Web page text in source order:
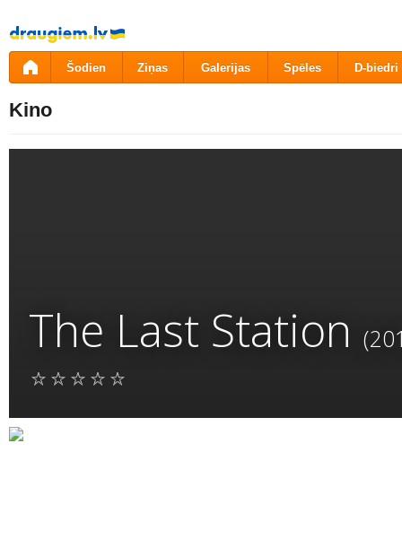
Pāriet
uz
saturu
Šodien Ziņas Galerijas Spēles D-biedri
Kino
The Last Station